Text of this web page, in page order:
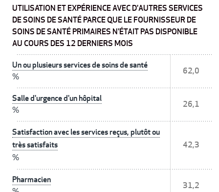
UTILISATION ET EXPÉRIENCE AVEC D'AUTRES SERVICES
DE SOINS DE SANTÉ PARCE QUE LE FOURNISSEUR DE
SOINS DE SANTÉ PRIMAIRES N'ÉTAIT PAS DISPONIBLE
AU COURS DES 12 DERNIERS MOIS
Un ou plusieurs services de soins de santé
%
62,0
Salle d'urgence d'un hôpital
%
26,1
Satisfaction avec les services reçus, plutôt ou
très satisfaits
%
42,3
Pharmacien
31,2